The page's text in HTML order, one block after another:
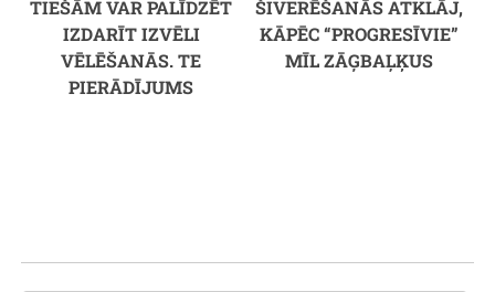
TIEŠĀM VAR PALĪDZĒT
IZDARĪT IZVĒLI
VĒLĒŠANĀS. TE
PIERĀDĪJUMS
ŠIVERĒŠANĀS ATKLĀJ,
KĀPĒC “PROGRESĪVIE”
MĪL ZĀĢBAĻĶUS